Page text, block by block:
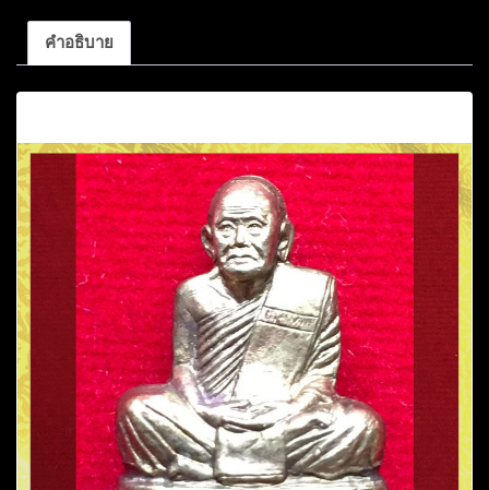
อ่อน
กาโร
ฝา
บาตร
รุ่น
แรก
ไตรมาส
84
วัด
ประชา
ชุมพล
พัฒนา
ราม
ต.หมาก
แข้ง
คำอธิบาย